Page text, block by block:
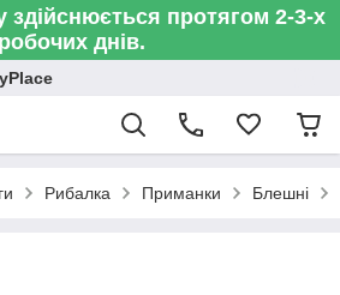
здійснюється протягом 2-3-х
робочих днів.
Рибалка Приманки Блешні